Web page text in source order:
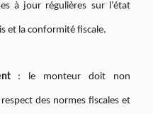
à jour régulières sur l’état
et la conformité fiscale.
: le monteur doit non
des normes fiscales et